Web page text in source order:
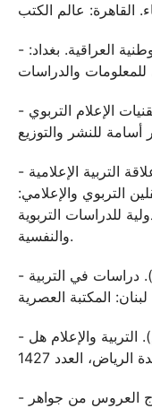
- لؤي خزعل جبر. (2008م). الهوية الوطنية العراقية. بغداد:
- ماجدة لطفي السيد. (2011م). تقنيات الإعلام التربوي
- مجيب غلاب. (مارس، 2018م). علاقة التربية الإعلامية
التربوي والإعلامي:
للدراسات التربوية
والنفسية.
- محمد منير سعد الدين. (1995م). دراسات في التربية
- محمد الحيزان. (27 فبراير، 2007م). التربية والإعلام هل
- محمد المرتضى الزبيدي. (1306هـــ). تاج العروس من جواهر